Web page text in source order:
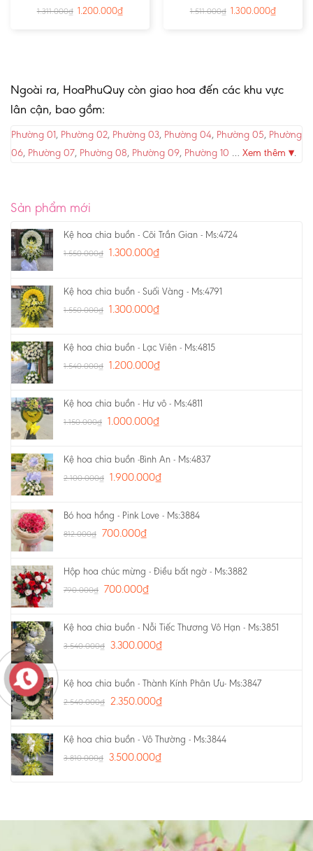
1.311.000₫ 1.200.000₫ 1.511.000₫ 1.300.000₫
Ngoài ra, HoaPhuQuy còn giao hoa đến các khu vực
lân cận, bao gồm:
Phường 01, Phường 02, Phường 03, Phường 04, Phường 05, Phường
06, Phường 07, Phường 08, Phường 09, Phường 10 … Xem thêm ▾.
Sản phẩm mới
Kệ hoa chia buồn - Cõi Trần Gian - Ms:4724
1.550.000₫ 1.300.000₫
Kệ hoa chia buồn - Suối Vàng - Ms:4791
1.550.000₫ 1.300.000₫
Kệ hoa chia buồn - Lạc Viên - Ms:4815
1.540.000₫ 1.200.000₫
Kệ hoa chia buồn - Hư vô - Ms:4811
1.150.000₫ 1.000.000₫
Kệ hoa chia buồn -Bình An - Ms:4837
2.100.000₫ 1.900.000₫
Bó hoa hồng - Pink Love - Ms:3884
812.000₫ 700.000₫
Hộp hoa chúc mừng - Điều bất ngờ - Ms:3882
790.000₫ 700.000₫
Kệ hoa chia buồn - Nỗi Tiếc Thương Vô Hạn - Ms:3851
3.540.000₫ 3.300.000₫
Kệ hoa chia buồn - Thành Kính Phân Ưu- Ms:3847
2.540.000₫ 2.350.000₫
Kệ hoa chia buồn - Vô Thường - Ms:3844
3.810.000₫ 3.500.000₫